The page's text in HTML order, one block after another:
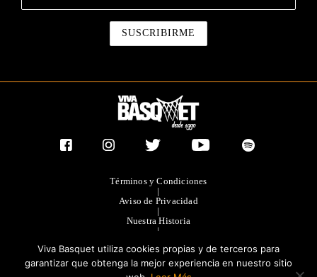
Términos y Condiciones
|
Aviso de Privacidad
|
Nuestra Historia
|
|
Publicidad
Viva Basquet utiliza cookies propias y de terceros para
garantizar que obtenga la mejor experiencia en nuestro sitio